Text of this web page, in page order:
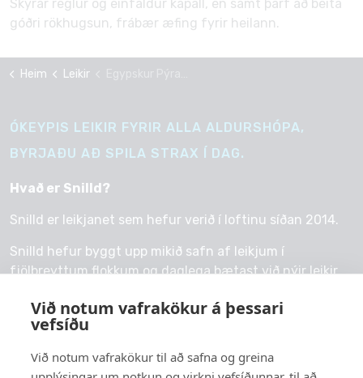
Við notum vafrakökur á þessari
vefsíðu
Við notum vafrakökur til að safna og greina
Skýrar reglur og einfaldur kapall, en samt þarf að beita
góðri rökhugsun, frábær æfing fyrir heilann.
Heim Leikir
ÓKEYPIS LEIKIR FYRIR ALLA ALDURSHÓPA,
BYRJAÐU AÐ SPILA STRAX Í DAG.
Hvað er Snilld?
Snilld er leikjanet sem hefur verið í loftinu síðan 2014.
Snilld hefur byggt upp mikið safn af leikjum í
fjölbreyttum flokkum og daglega bætast við nýir leikir.
© 2026 snilld.is